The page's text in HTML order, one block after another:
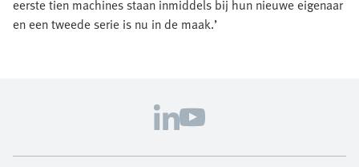
eerste tien machines staan inmiddels bij hun nieuwe eigenaar
en een tweede serie is nu in de maak.’